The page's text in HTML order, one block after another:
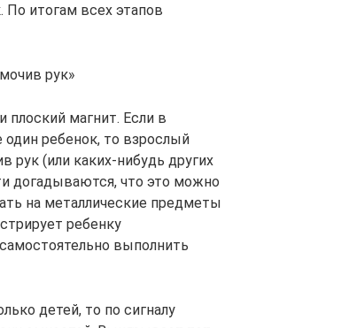
По итогам всех этапов
рук»
плоский магнит. Если в
один ребенок, то взрослый
рук (или каких-нибудь других
догадываются, что это можно
на металлические предметы
ребенку
выполнить
детей, то по сигналу